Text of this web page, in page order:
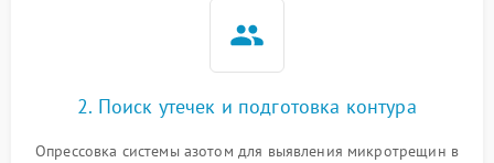
2. Поиск утечек и подготовка контура
Опрессовка системы азотом для выявления микротрещин в